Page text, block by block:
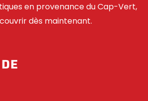
en provenance du Cap-Vert,
dès maintenant.